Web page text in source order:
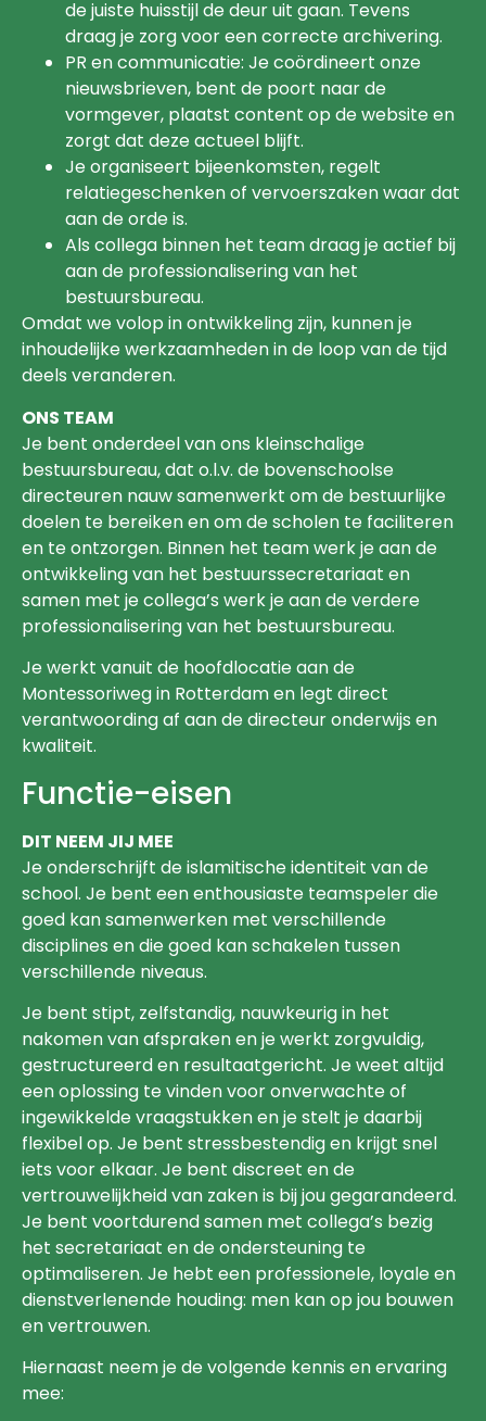
de juiste huisstijl de deur uit gaan. Tevens
draag je zorg voor een correcte archivering.
PR en communicatie: Je coördineert onze
nieuwsbrieven, bent de poort naar de
vormgever, plaatst content op de website en
zorgt dat deze actueel blijft.
Je organiseert bijeenkomsten, regelt
relatiegeschenken of vervoerszaken waar dat
aan de orde is.
Als collega binnen het team draag je actief bij
aan de professionalisering van het
bestuursbureau.
Omdat we volop in ontwikkeling zijn, kunnen je
inhoudelijke werkzaamheden in de loop van de tijd
deels veranderen.
ONS TEAM
Je bent onderdeel van ons kleinschalige
bestuursbureau, dat o.l.v. de bovenschoolse
directeuren nauw samenwerkt om de bestuurlijke
doelen te bereiken en om de scholen te faciliteren
en te ontzorgen. Binnen het team werk je aan de
ontwikkeling van het bestuurssecretariaat en
samen met je collega’s werk je aan de verdere
professionalisering van het bestuursbureau.
Je werkt vanuit de hoofdlocatie aan de
Montessoriweg in Rotterdam en legt direct
verantwoording af aan de directeur onderwijs en
kwaliteit.
Functie-eisen
DIT NEEM JIJ MEE
Je onderschrijft de islamitische identiteit van de
school. Je bent een enthousiaste teamspeler die
goed kan samenwerken met verschillende
disciplines en die goed kan schakelen tussen
verschillende niveaus.
Je bent stipt, zelfstandig, nauwkeurig in het
nakomen van afspraken en je werkt zorgvuldig,
gestructureerd en resultaatgericht. Je weet altijd
een oplossing te vinden voor onverwachte of
ingewikkelde vraagstukken en je stelt je daarbij
flexibel op. Je bent stressbestendig en krijgt snel
iets voor elkaar. Je bent discreet en de
vertrouwelijkheid van zaken is bij jou gegarandeerd.
Je bent voortdurend samen met collega’s bezig
het secretariaat en de ondersteuning te
optimaliseren. Je hebt een professionele, loyale en
dienstverlenende houding: men kan op jou bouwen
en vertrouwen.
Hiernaast neem je de volgende kennis en ervaring
mee: